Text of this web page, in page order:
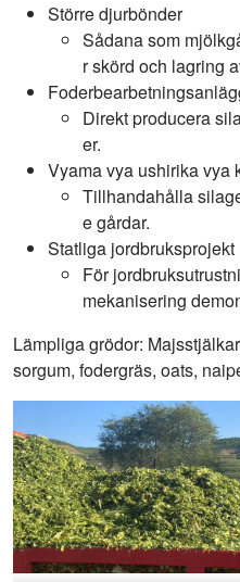
Större djurbönder
Sådana som
r skörd och lagring
Direkt producera
er.
Vyama vya ushirika vya
Tillhandahålla
e gårdar.
Statliga jordbruksprojekt
För
mekanisering
Lämpliga grödor:
sorgum, fodergräs, oats,